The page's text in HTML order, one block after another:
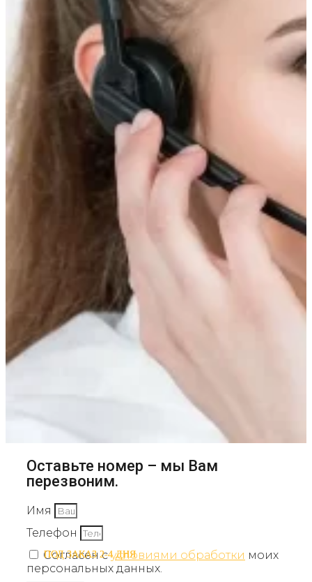
ПОД ЗАКАЗ 2-4 ДНЯ
ПОД ЗАКАЗ 2-4 ДНЯ
Оставьте номер – мы Вам
перезвоним.
Имя
Телефон
Согласен сусловиями обработки моих
персональных данных.